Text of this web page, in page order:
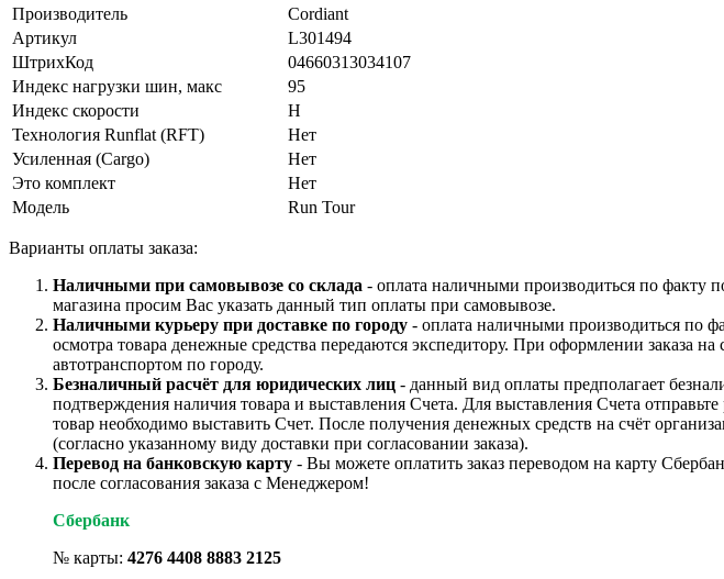
Производитель
Cordiant
Артикул
L301494
ШтрихКод
04660313034107
Индекс нагрузки шин, макс
95
Индекс скорости
H
Технология Runflat (RFT)
Нет
Усиленная (Cargo)
Нет
Это комплект
Нет
Модель
Run Tour
Варианты оплаты заказа:
Наличными при самовывозе со склада - оплата наличными производиться по факту
магазина просим Вас указать данный тип оплаты при самовывозе.
Наличными курьеру при доставке по городу - оплата наличными производиться по
осмотра товара денежные средства передаются экспедитору. При оформлении заказа
автотранспортом по городу.
Безналичный расчёт для юридических лиц - данный вид оплаты предполагает
подтверждения наличия товара и выставления Счета. Для выставления Счета
товар необходимо выставить Счет. После получения денежных средств на счёт
(согласно указанному виду доставки при согласовании заказа).
Перевод на банковскую карту - Вы можете оплатить заказ переводом на карту
после согласования заказа с Менеджером!
Сбербанк
№ карты: 4276 4408 8883 2125